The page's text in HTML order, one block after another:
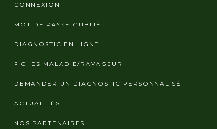
CONNEXION
MOT DE PASSE OUBLIÉ
DIAGNOSTIC EN LIGNE
FICHES MALADIE/RAVAGEUR
DEMANDER UN DIAGNOSTIC PERSONNALISÉ
ACTUALITÉS
NOS PARTENAIRES